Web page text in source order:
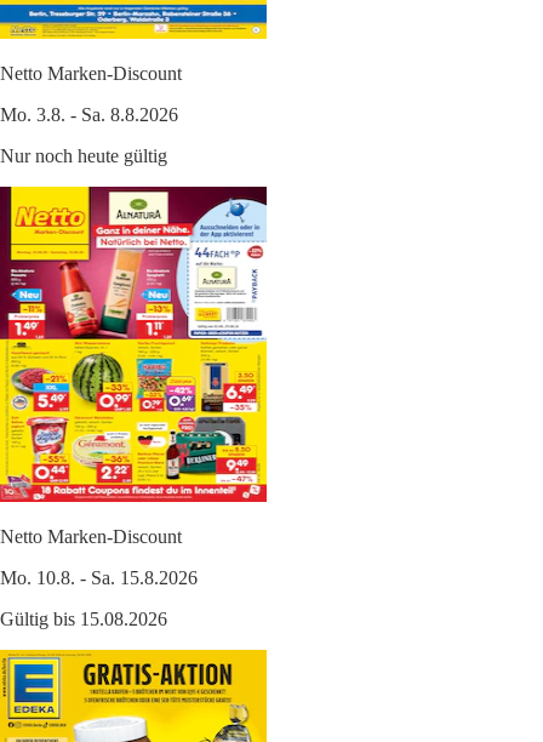
Netto Marken-Discount
Mo. 3.8. - Sa. 8.8.2026
Nur noch heute gültig
Netto Marken-Discount
Mo. 10.8. - Sa. 15.8.2026
Gültig bis 15.08.2026